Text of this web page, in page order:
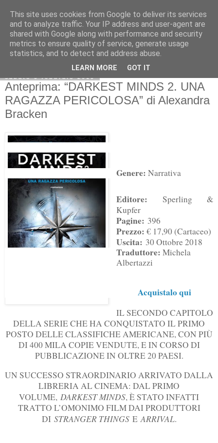
sabato 9 febbraio 2019
Anteprima: “DARKEST MINDS 2. UNA
RAGAZZA PERICOLOSA” di Alexandra
Bracken
Genere: Narrativa
Editore:
Sperling &
Kupfer
Pagine: 396
Prezzo: € 17,90 (Cartaceo)
Uscita: 30 Ottobre 2018
Traduttore: Michela
Albertazzi
Acquistalo qui
IL SECONDO CAPITOLO
DELLA SERIE CHE HA CONQUISTATO IL PRIMO
POSTO DELLE CLASSIFICHE AMERICANE, CON PIÙ
DI 400 MILA COPIE VENDUTE, E IN CORSO DI
PUBBLICAZIONE IN OLTRE 20 PAESI.
UN SUCCESSO STRAORDINARIO ARRIVATO DALLA
LIBRERIA AL CINEMA: DAL PRIMO
VOLUME, DARKEST MINDS, È STATO INFATTI
TRATTO L’OMONIMO FILM DAI PRODUTTORI
DI STRANGER THINGSEARRIVAL.
This site uses cookies from Google to deliver its services
and to analyze traffic. Your IP address and user-agent are
shared with Google along with performance and security
metrics to ensure quality of service, generate usage
statistics, and to detect and address abuse.
LEARN MORE GOT IT